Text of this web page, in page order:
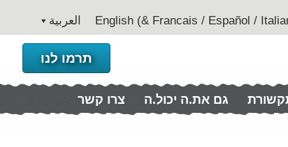
العربية
תרמו לנו
גם את.ה יכול.ה צרו קשר